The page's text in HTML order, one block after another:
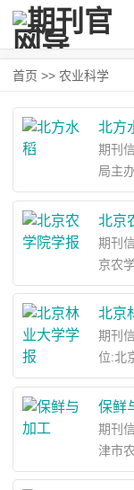
首页 >> 农业科学
北方
期刊
局主
北京
期刊
京农
北京
期刊
位:北
保鲜
期刊
津市